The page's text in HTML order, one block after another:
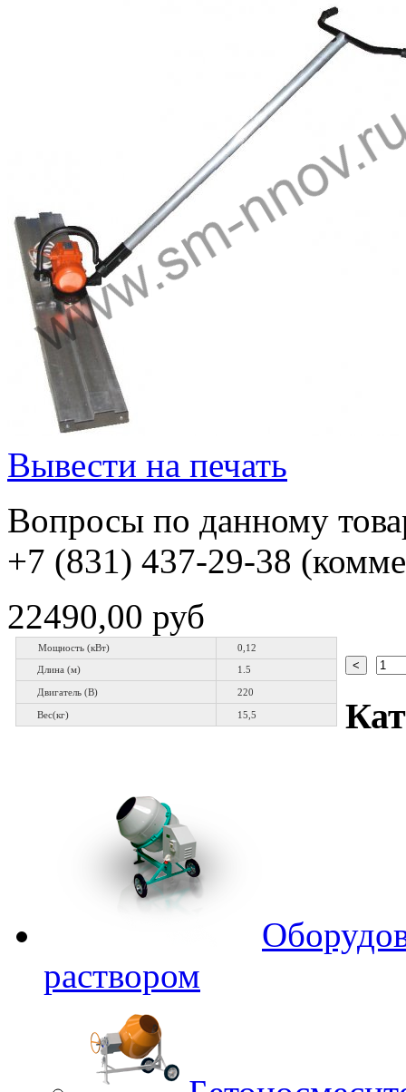
Вывести на печать
Вопросы по данному
+7 (831) 437-29-38
22490,00 руб
Мощность (кВт) 0,12
Длина (м) 1.5
Двигатель (В) 220
Вес(кг) 15,5
раствором